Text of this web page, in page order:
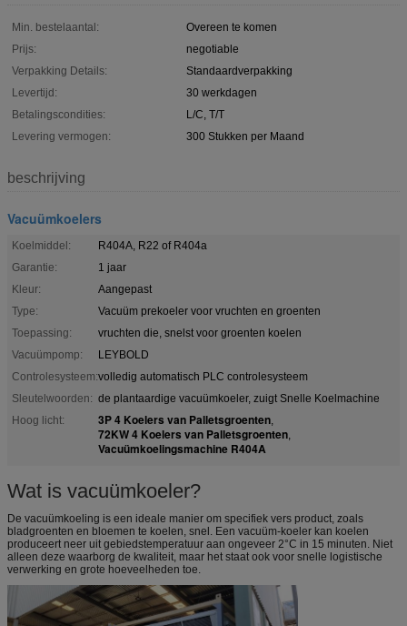
Min. bestelaantal:
Overeen te komen
Prijs:
negotiable
Verpakking Details:
Standaardverpakking
Levertijd:
30 werkdagen
Betalingscondities:
L/C, T/T
Levering vermogen:
300 Stukken per Maand
beschrijving
Vacuümkoelers
Koelmiddel:
R404A, R22 of R404a
Garantie:
1 jaar
Kleur:
Aangepast
Type:
Vacuüm prekoeler voor vruchten en groenten
Toepassing:
vruchten die, snelst voor groenten koelen
Vacuümpomp:
LEYBOLD
Controlesysteem:volledig automatisch PLC controlesysteem
Sleutelwoorden: de plantaardige vacuümkoeler, zuigt Snelle Koelmachine
Hoog licht:
3P 4 Koelers van Palletsgroenten,
72KW 4 Koelers van Palletsgroenten,
Vacuümkoelingsmachine R404A
Wat is vacuümkoeler?
De vacuümkoeling is een ideale manier om specifiek vers product, zoals
bladgroenten en bloemen te koelen, snel. Een vacuüm-koeler kan koelen
produceert neer uit gebiedstemperatuur aan ongeveer 2°C in 15 minuten. Niet
alleen deze waarborg de kwaliteit, maar het staat ook voor snelle logistische
verwerking en grote hoeveelheden toe.